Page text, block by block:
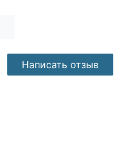
Написать отзыв